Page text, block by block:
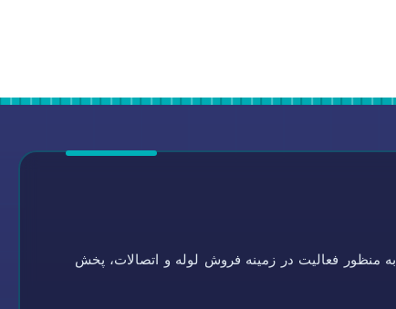
گروه تاسیسات سلامتی به شماره ثبت ۰-۴۵۱۹۲۱-۰۹۴ در سال ۱۳۶۴ به منظور فعالیت در زمینه فروش لوله و اتصالات، پخش